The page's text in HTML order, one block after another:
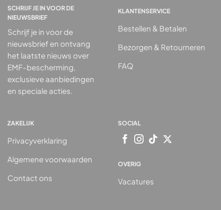
SCHRIJF JE IN VOOR DE
NIEUWSBRIEF
Schrijf je in voor de
nieuwsbrief en ontvang
het laatste nieuws over
EMF-bescherming,
exclusieve aanbiedingen
en speciale acties.
KLANTENSERVICE
Bestellen & Betalen
Bezorgen & Retourneren
FAQ
ZAKELIJK
Privacyverklaring
Algemene voorwaarden
Contact ons
SOCIAL
OVERIG
Vacatures